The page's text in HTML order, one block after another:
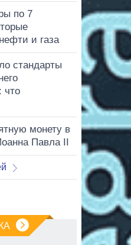
по 7
и газа
стандарты
что
монету в
Павла II